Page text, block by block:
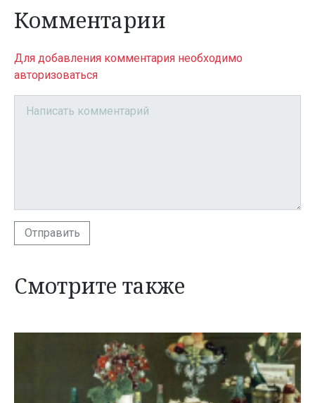
Комментарии
Для добавления комментария необходимо
авторизоваться
Отправить
Смотрите также